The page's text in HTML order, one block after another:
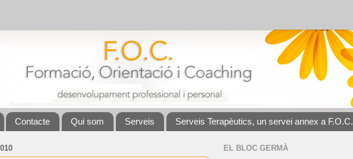
Contacte Qui som Serveis Serveis Terapèutics, un servei annex a F.O.C.
EL BLOC GERMÀ